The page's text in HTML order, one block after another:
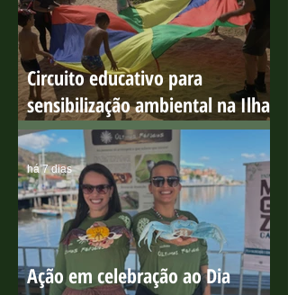
Circuito educativo para
sensibilização ambiental na Ilha
do Boi
há 4 dias
há 7 dias